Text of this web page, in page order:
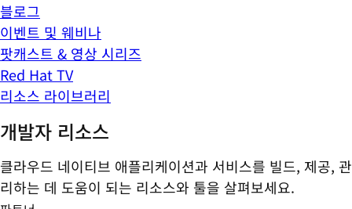
블로그
이벤트 및 웨비나
팟캐스트 & 영상 시리즈
Red Hat TV
리소스 라이브러리
개발자 리소스
클라우드 네이티브 애플리케이션과 서비스를 빌드, 제공, 관
리하는 데 도움이 되는 리소스와 툴을 살펴보세요.